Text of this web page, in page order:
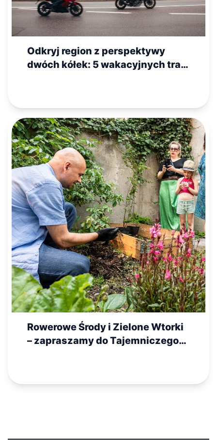
Odkryj region z perspektywy
dwóch kółek: 5 wakacyjnych tras
Rowerowe Środy i Zielone Wtorki
– zapraszamy do Tajemniczego